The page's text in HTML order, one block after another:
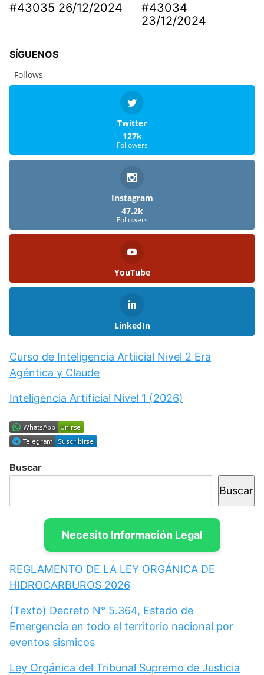
#43035 26/12/2024
#43034
23/12/2024
SÍGUENOS
Follows
Twitter
127k
Followers
Instagram
47.2k
Followers
YouTube
LinkedIn
Curso de Inteligencia Artiicial Nivel 2 Era
Agéntica y Claude
Inteligencia Artificial Nivel 1 (2026)
Buscar
Buscar
Necesito Información Legal
REGLAMENTO DE LA LEY ORGÁNICA DE
HIDROCARBUROS 2026
(Texto) Decreto N° 5.364, Estado de
Emergencia en todo el territorio nacional por
eventos sismicos
Ley Orgánica del Tribunal Supremo de Justicia